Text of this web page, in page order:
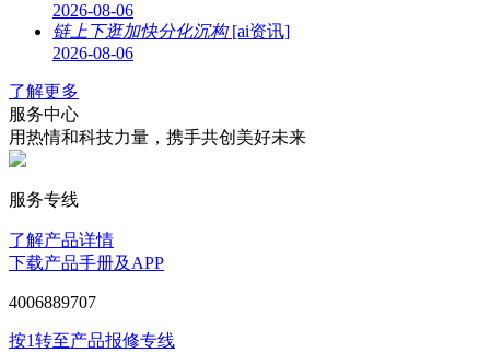
2026-08-06
链上下逛加快分化沉构[ai资讯]
2026-08-06
了解更多
服务中心
用热情和科技力量，携手共创美好未来
服务专线
了解产品详情
下载产品手册及APP
4006889707
按1转至产品报修专线